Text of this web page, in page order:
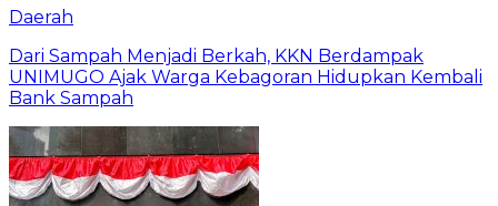
Daerah
Dari Sampah Menjadi Berkah, KKN Berdampak
UNIMUGO Ajak Warga Kebagoran Hidupkan Kembali
Bank Sampah